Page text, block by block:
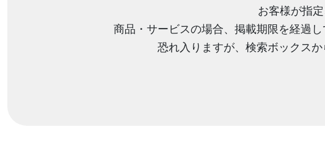
お客様が指
商品・サービスの場合、掲載期限を経過
恐れ入りますが、検索ボックス